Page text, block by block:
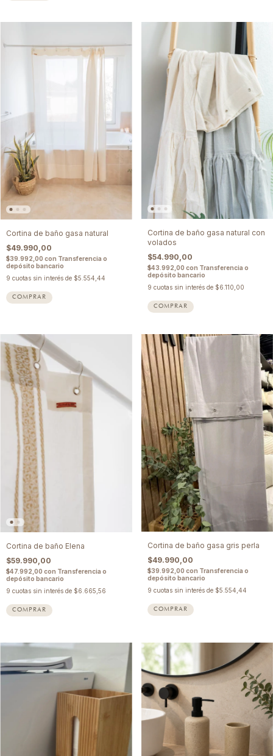
Cortina de baño gasa natural
$49.990,00
$39.992,00 con Transferencia o
depósito bancario
9 cuotas sin interés de $5.554,44
COMPRAR
Cortina de baño gasa natural con
volados
$54.990,00
$43.992,00 con Transferencia o
depósito bancario
9 cuotas sin interés de $6.110,00
COMPRAR
Cortina de baño Elena
$59.990,00
$47.992,00 con Transferencia o
depósito bancario
9 cuotas sin interés de $6.665,56
Cortina de baño gasa gris perla
$49.990,00
$39.992,00 con Transferencia o
depósito bancario
9 cuotas sin interés de $5.554,44
COMPRAR